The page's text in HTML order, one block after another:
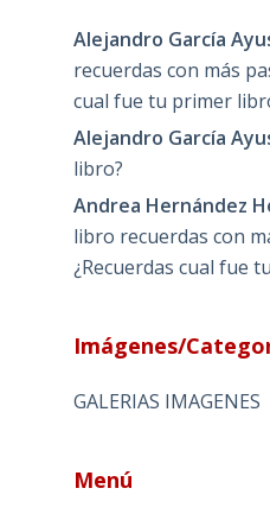
Alejandro García
recuerdas con más
cual fue tu primer
Alejandro García
libro?
Andrea Hernández
libro recuerdas con
¿Recuerdas cual fue
Imágenes/
GALERIAS IMAGENES
Menú